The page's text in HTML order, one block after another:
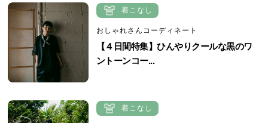
着こなし
おしゃれさんコーディネート
【４日間特集】ひんやりクールな黒のワ
ントーンコー...
着こなし